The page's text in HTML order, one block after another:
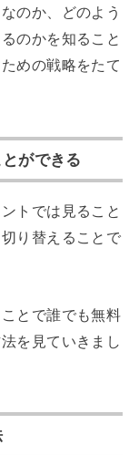
のか、どのよう
のかを知ること
めの戦略をたて
ができる
トでは見ること
り替えることで
とで誰でも無料
を見ていきまし